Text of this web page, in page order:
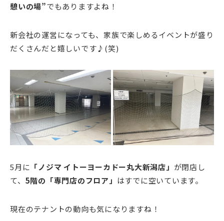
憩いの場”でもありますよね！
新会社の運営になっても、家族で楽しめるイベントが盛り
だくさんだと嬉しいです♪(笑)
5月に 「ノジマ イトーヨーカドー丸大新潟店」 が閉店し
て、 5階の「専門店のフロア」 はすでに空いています。
現在のテナントの動向も気になりますね！